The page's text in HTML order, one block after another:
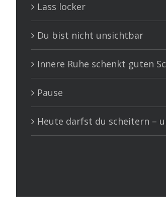
Lass locker
Du bist nicht unsichtbar
Innere Ruhe schenkt guten
Pause
Heute darfst du scheitern –